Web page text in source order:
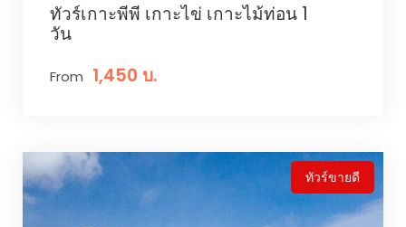
ทัวร์เกาะพีพี เกาะไข่ เกาะไม้ท่อน 1
วัน
From 1,450 บ.
ทัวร์ขายดี